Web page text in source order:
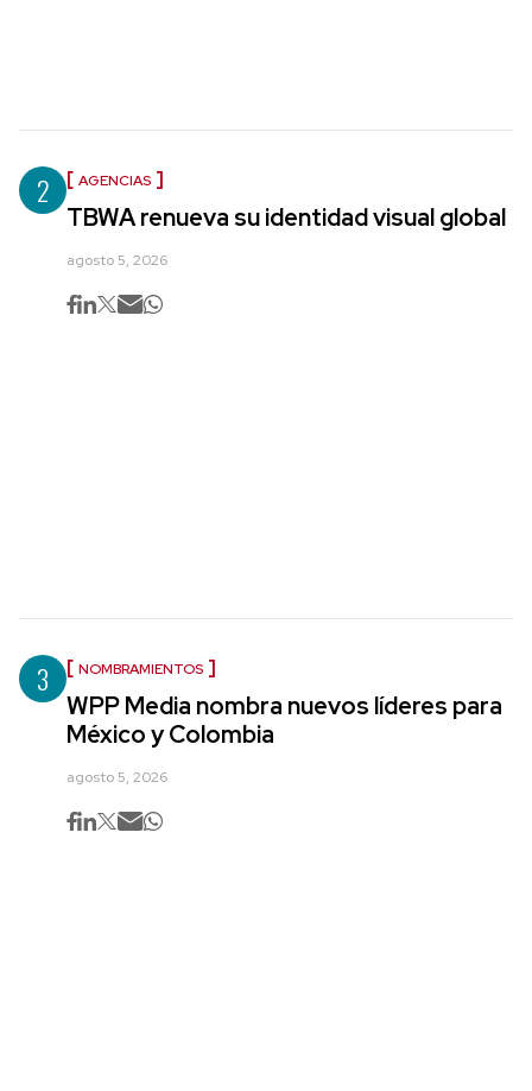
2 AGENCIAS
TBWA renueva su identidad visual global
agosto 5, 2026
3 NOMBRAMIENTOS
WPP Media nombra nuevos líderes para
México y Colombia
agosto 5, 2026